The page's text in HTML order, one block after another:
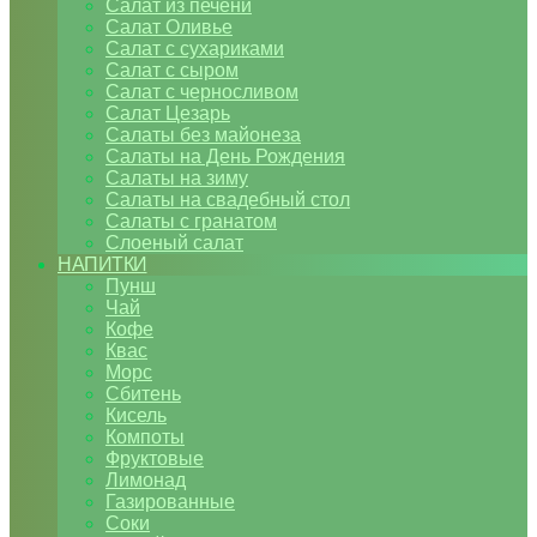
Салат из печени
Салат Оливье
Салат с сухариками
Салат с сыром
Салат с черносливом
Салат Цезарь
Салаты без майонеза
Салаты на День Рождения
Салаты на зиму
Салаты на свадебный стол
Салаты с гранатом
Слоеный салат
НАПИТКИ
Пунш
Чай
Кофе
Квас
Морс
Сбитень
Кисель
Компоты
Фруктовые
Лимонад
Газированные
Соки